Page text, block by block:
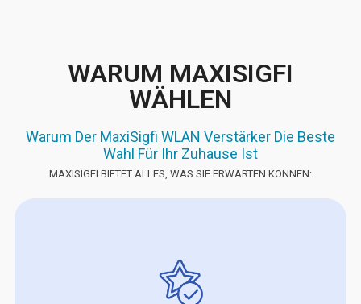
WARUM MAXISIGFI
WÄHLEN
Warum Der MaxiSigfi WLAN Verstärker Die Beste
Wahl Für Ihr Zuhause Ist
MAXISIGFI BIETET ALLES, WAS SIE ERWARTEN KÖNNEN: